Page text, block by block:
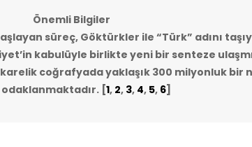
Önemli Bilgiler
süreç, Göktürkler ile “Türk” adını
kabulüyle birlikte yeni bir senteze
coğrafyada yaklaşık 300 milyonluk bir
odaklanmaktadır.[1, 2, 3, 4, 5, 6]